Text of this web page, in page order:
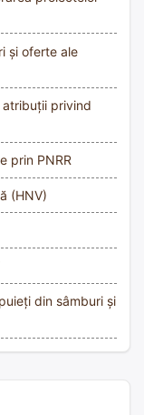
și oferte ale
atribuții privind
prin PNRR
(HNV)
din sâmburi și